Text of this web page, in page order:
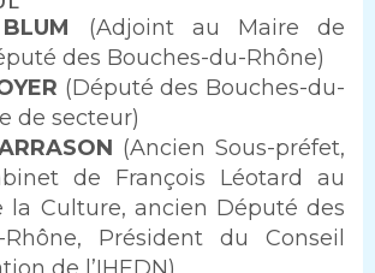
BLUM
(Adjoint au Maire de
des Bouches-du-Rhône)
(Député des Bouches-du-
de secteur)
(Ancien Sous-préfet,
de François Léotard au
la Culture, ancien Député des
Rhône, Président du Conseil